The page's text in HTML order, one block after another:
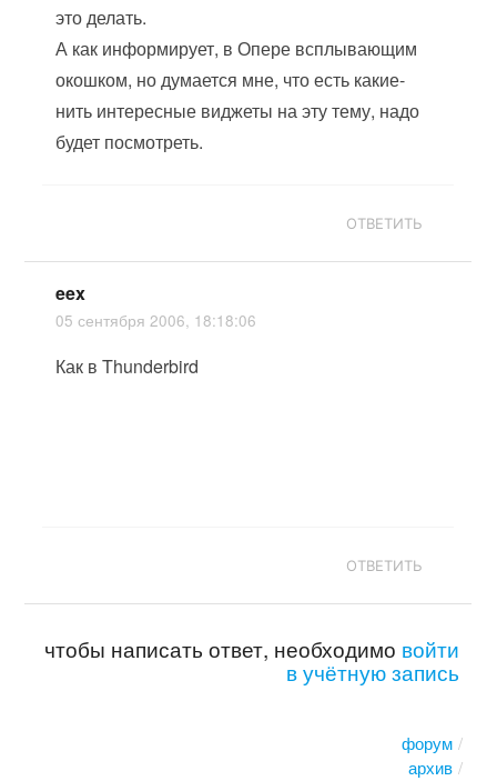
это делать.
А как информирует, в Опере всплывающим
окошком, но думается мне, что есть какие-
нить интересные виджеты на эту тему, надо
будет посмотреть.
ОТВЕТИТЬ
eex
05 сентября 2006, 18:18:06
Как в Thunderbird
ОТВЕТИТЬ
чтобы написать ответ, необходимо войти
в учётную запись
форум
архив